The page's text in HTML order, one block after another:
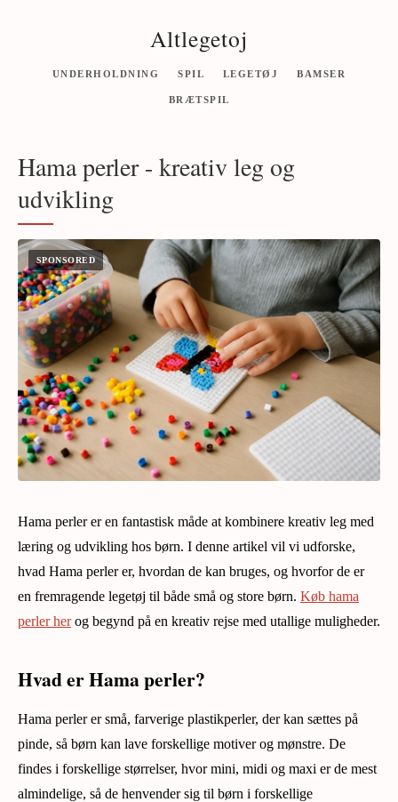
Altlegetoj
UNDERHOLDNING SPIL LEGETØJ BAMSER
BRÆTSPIL
Hama perler - kreativ leg og
udvikling
Hama perler er en fantastisk måde at kombinere kreativ leg med
læring og udvikling hos børn. I denne artikel vil vi udforske,
hvad Hama perler er, hvordan de kan bruges, og hvorfor de er
en fremragende legetøj til både små og store børn. Køb hama
perler herog begynd på en kreativ rejse med utallige muligheder.
Hvad er Hama perler?
Hama perler er små, farverige plastikperler, der kan sættes på
pinde, så børn kan lave forskellige motiver og mønstre. De
findes i forskellige størrelser, hvor mini, midi og maxi er de mest
almindelige, så de henvender sig til børn i forskellige